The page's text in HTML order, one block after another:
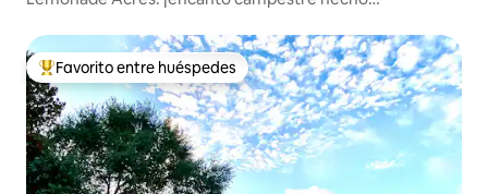
Favorito entre huéspedes preferido
Favorito entre huéspedes